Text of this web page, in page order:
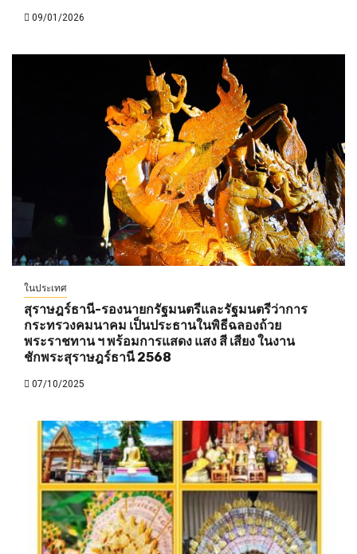
09/01/2026
ในประเทศ
สุราษฎร์ธานี-รองนายกรัฐมนตรีและรัฐมนตรีว่าการ
กระทรวงคมนาคม เป็นประธานในพิธีฉลองถ้วย
พระราชทาน ฯ พร้อมการแสดง แสง สี เสียง ในงาน
ชักพระสุราษฎร์ธานี 2568
07/10/2025